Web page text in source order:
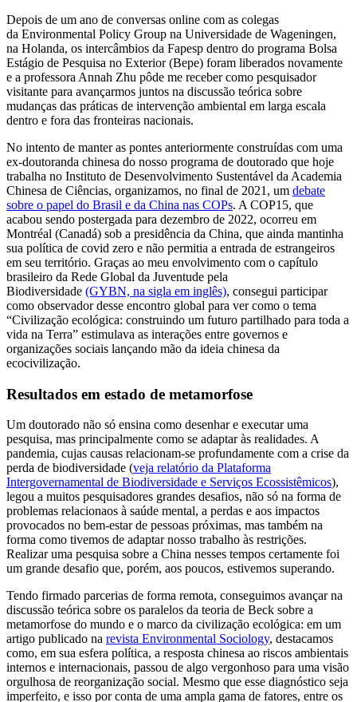
Depois de um ano de conversas online com as colegas
da Environmental Policy Group na Universidade de Wageningen,
na Holanda, os intercâmbios da Fapesp dentro do programa Bolsa
Estágio de Pesquisa no Exterior (Bepe) foram liberados novamente
e a professora Annah Zhu pôde me receber como pesquisador
visitante para avançarmos juntos na discussão teórica sobre
mudanças das práticas de intervenção ambiental em larga escala
dentro e fora das fronteiras nacionais.
No intento de manter as pontes anteriormente construídas com uma
ex-doutoranda chinesa do nosso programa de doutorado que hoje
trabalha no Instituto de Desenvolvimento Sustentável da Academia
Chinesa de Ciências, organizamos, no final de 2021, um debate
sobre o papel do Brasil e da China nas COPs. A COP15, que
acabou sendo postergada para dezembro de 2022, ocorreu em
Montréal (Canadá) sob a presidência da China, que ainda mantinha
sua política de covid zero e não permitia a entrada de estrangeiros
em seu território. Graças ao meu envolvimento com o capítulo
brasileiro da Rede Global da Juventude pela
Biodiversidade (GYBN, na sigla em inglês), consegui participar
como observador desse encontro global para ver como o tema
“Civilização ecológica: construindo um futuro partilhado para toda a
vida na Terra” estimulava as interações entre governos e
organizações sociais lançando mão da ideia chinesa da
ecocivilização.
Resultados em estado de metamorfose
Um doutorado não só ensina como desenhar e executar uma
pesquisa, mas principalmente como se adaptar às realidades. A
pandemia, cujas causas relacionam-se profundamente com a crise da
perda de biodiversidade (veja relatório da Plataforma
Intergovernamental de Biodiversidade e Serviços Ecossistêmicos),
legou a muitos pesquisadores grandes desafios, não só na forma de
problemas relacionaos à saúde mental, a perdas e aos impactos
provocados no bem-estar de pessoas próximas, mas também na
forma como tivemos de adaptar nosso trabalho às restrições.
Realizar uma pesquisa sobre a China nesses tempos certamente foi
um grande desafio que, porém, aos poucos, estivemos superando.
Tendo firmado parcerias de forma remota, conseguimos avançar na
discussão teórica sobre os paralelos da teoria de Beck sobre a
metamorfose do mundo e o marco da civilização ecológica: em um
artigo publicado na revista Environmental Sociology, destacamos
como, em sua esfera política, a resposta chinesa ao riscos ambientais
internos e internacionais, passou de algo vergonhoso para uma visão
orgulhosa de reorganização social. Mesmo que esse diagnóstico seja
imperfeito, e isso por conta de uma ampla gama de fatores, entre os